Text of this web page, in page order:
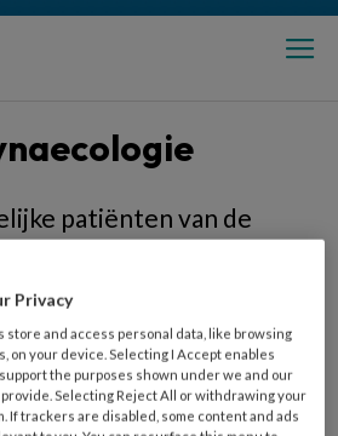
patiënten van de
voor
klachten zoals
de overgang,
vaginalis),
Privacy
store and access personal data, like browsing
on your device. Selecting I Accept enables
the purposes shown under we and our
Selecting Reject All or withdrawing your
If trackers are disabled, some content and ads